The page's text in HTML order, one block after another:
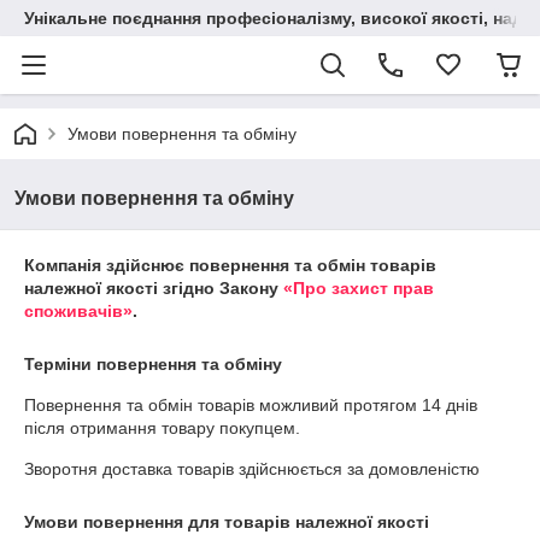
Унікальне поєднання професіоналізму, високої якості,
Умови повернення та обміну
Умови повернення та обміну
Компанія здійснює повернення та обмін товарів
належної якості згідно Закону «Про захист прав
споживачів».
Терміни повернення та обміну
Повернення та обмін товарів можливий протягом 14 днів
після отримання товару покупцем.
Зворотня доставка товарів здійснюється за домовленістю
Умови повернення для товарів належної якості